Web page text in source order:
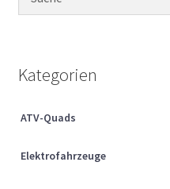
Kategorien
ATV-Quads
Elektrofahrzeuge